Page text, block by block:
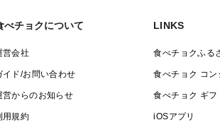
べチョクについて
営会社
イド/お問い合わせ
営からのお知らせ
用規約
LINKS
食べチョクふる
食べチョク コン
食べチョク ギフ
iOSアプリ